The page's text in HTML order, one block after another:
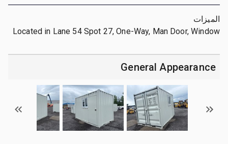
الميزات
Located in Lane 54 Spot 27, One-Way, Man Door, Window
General Appearance